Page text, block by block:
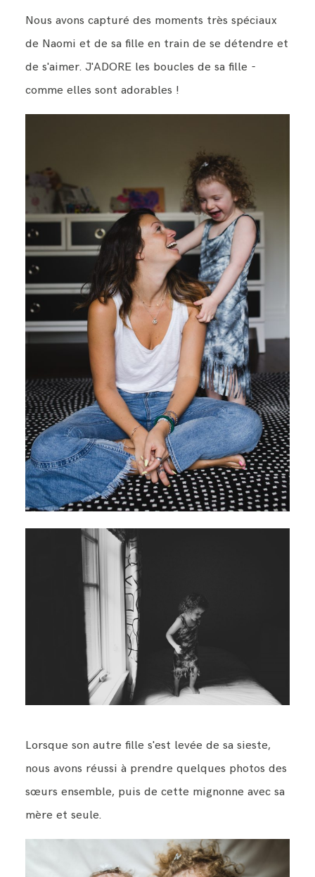
Nous avons capturé des moments très spéciaux
de Naomi et de sa fille en train de se détendre et
de s'aimer. J'ADORE les boucles de sa fille -
comme elles sont adorables !
Lorsque son autre fille s'est levée de sa sieste,
nous avons réussi à prendre quelques photos des
sœurs ensemble, puis de cette mignonne avec sa
mère et seule.